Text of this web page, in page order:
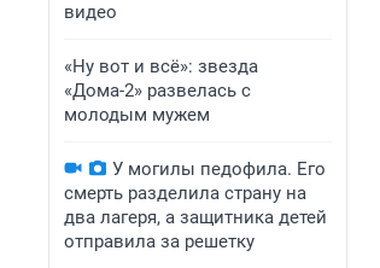
видео
«Ну вот и всё»: звезда
«Дома-2» развелась с
молодым мужем
У могилы педофила. Его
смерть разделила страну на
два лагеря, а защитника детей
отправила за решетку